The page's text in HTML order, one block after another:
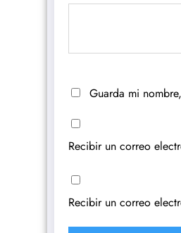
Guarda mi
Recibir un correo
Recibir un correo